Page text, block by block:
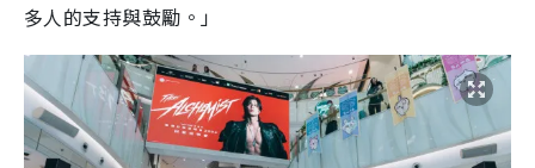
多人的支持與鼓勵。」